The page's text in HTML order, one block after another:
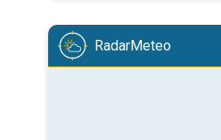
RadarMeteo